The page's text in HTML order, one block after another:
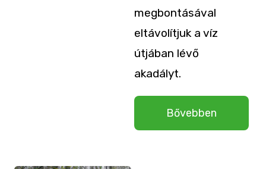
megbontásával
eltávolítjuk a víz
útjában lévő
akadályt.
Bővebben